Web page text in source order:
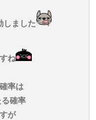
しました
ね
率は
確率
が